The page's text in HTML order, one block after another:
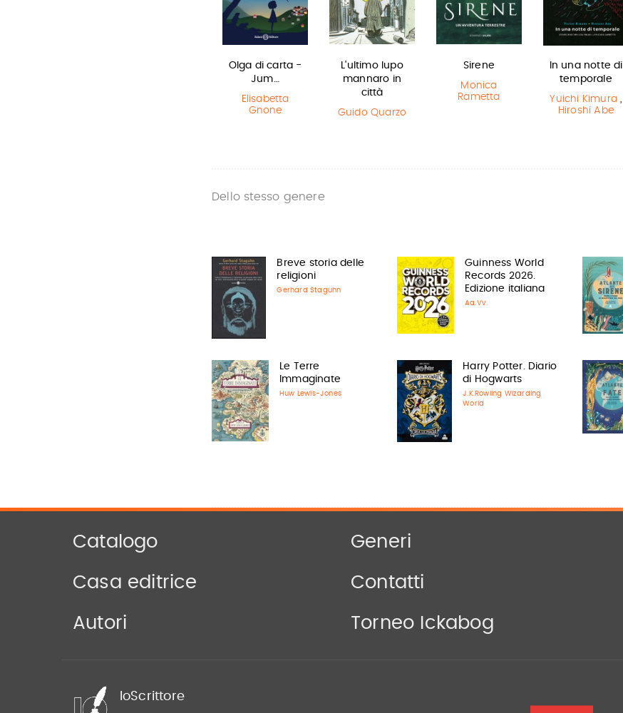
Olga di carta -
Jum…
Elisabetta
Gnone
L'ultimo lupo
mannaro in
città
Guido Quarzo
Sirene
Monica
Rametta
In una notte di
temporale
Yuichi Kimura ,
Hiroshi Abe
Dello stesso genere
Breve storia delle
religioni
Gerhard Staguhn
Guinness World
Records 2026.
Edizione italiana
Aa.Vv.
Le Terre
Immaginate
Huw Lewis-Jones
Harry Potter. Diario
di Hogwarts
J.K.Rowling Wizarding
World
Catalogo Generi
Casa editrice Contatti
Autori Torneo Ickabog
IoScrittore